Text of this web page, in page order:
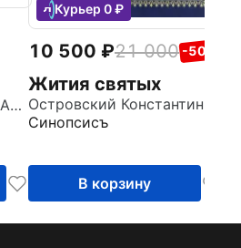
Митрополит Иларион (Алфеев)
Курьер 0 ₽
10 500 21 000 -50%
Жития святых
Островский Константин
Синопсисъ
В корзину